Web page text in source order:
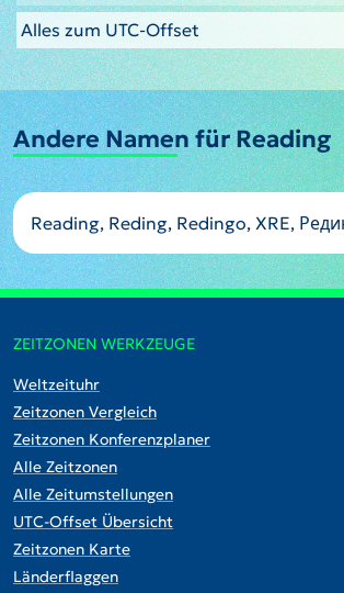
Alles zum UTC-Offset
Andere Namen für Reading
Reading, Reding, Redingo, XRE,
ZEITZONEN WERKZEUGE
Weltzeituhr
Zeitzonen Vergleich
Zeitzonen Konferenzplaner
Alle Zeitzonen
Alle Zeitumstellungen
UTC-Offset Übersicht
Zeitzonen Karte
Länderflaggen